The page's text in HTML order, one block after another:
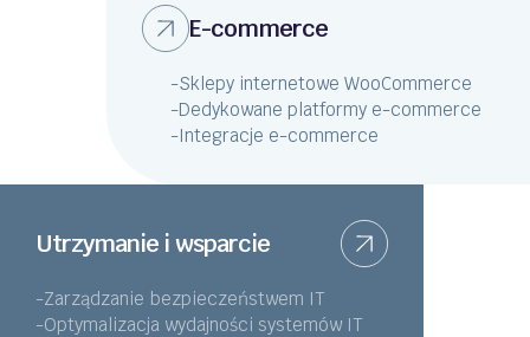
E-commerce
-Sklepy internetowe WooCommerce
-Dedykowane platformy e-commerce
-Integracje e-commerce
Utrzymanie i wsparcie
-Zarządzanie bezpieczeństwem IT
-Optymalizacja wydajności systemów IT